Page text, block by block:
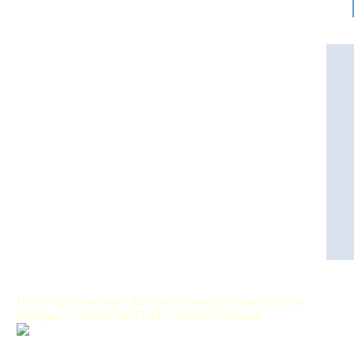
НПО «Тепловизор», Москва, Рязанский проспект, 8а
тел/факс: +7(495)730-47-44, +7(495)127-28-44